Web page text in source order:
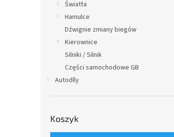
Światła
Hamulce
Dźwignie zmiany biegów
Kierownice
Silniki / Silnik
Części samochodowe GB
Autodíly
Koszyk